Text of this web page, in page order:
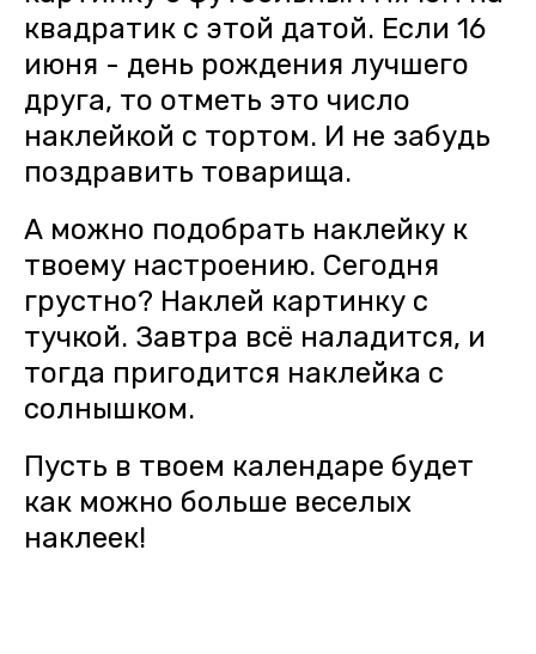
квадратик с этой датой. Если 16
июня - день рождения лучшего
друга, то отметь это число
наклейкой с тортом. И не забудь
поздравить товарища.
А можно подобрать наклейку к
твоему настроению. Сегодня
грустно? Наклей картинку с
тучкой. Завтра всё наладится, и
тогда пригодится наклейка с
солнышком.
Пусть в твоем календаре будет
как можно больше веселых
наклеек!